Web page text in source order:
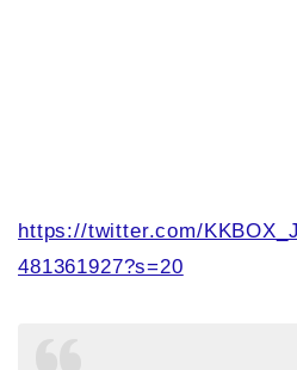
https://twitter.com/
481361927?s=20